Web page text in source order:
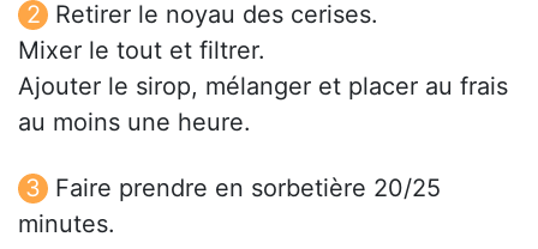
Retirer le noyau des cerises.
Mixer le tout et filtrer.
Ajouter le sirop, mélanger et placer au frais
au moins une heure.
Faire prendre en sorbetière 20/25
minutes.